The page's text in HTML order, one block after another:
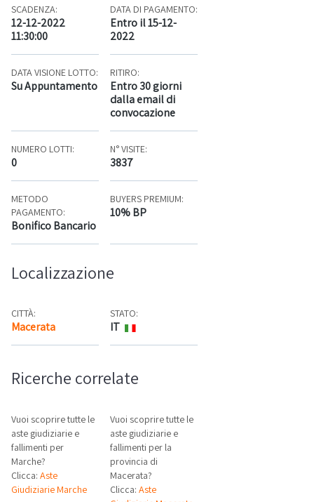
SCADENZA:
12-12-2022
11:30:00
DATA DI PAGAMENTO:
Entro il 15-12-
2022
DATA VISIONE LOTTO:
Su Appuntamento
RITIRO:
Entro 30 giorni
dalla email di
convocazione
NUMERO LOTTI:
0
N° VISITE:
3837
METODO
PAGAMENTO:
Bonifico Bancario
BUYERS PREMIUM:
10% BP
Localizzazione
CITTÀ:
Macerata Mappa
STATO:
IT
Ricerche correlate
Vuoi scoprire tutte le
aste giudiziarie e
fallimenti per
Marche?
Clicca: Aste
Giudiziarie Marche
Vuoi scoprire tutte le
aste giudiziarie e
fallimenti per la
provincia di
Macerata?
Clicca:Aste